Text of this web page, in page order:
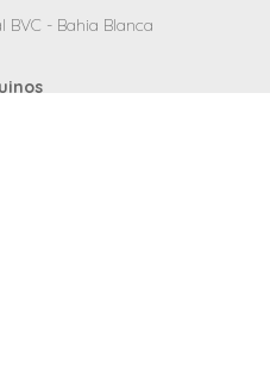
BVC - Bahia Blanca